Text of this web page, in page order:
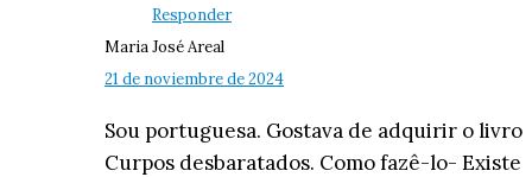
Responder
Maria José Areal
21 de noviembre de 2024
Sou portuguesa. Gostava de adquirir o livro
Curpos desbaratados. Como fazê-lo- Existe